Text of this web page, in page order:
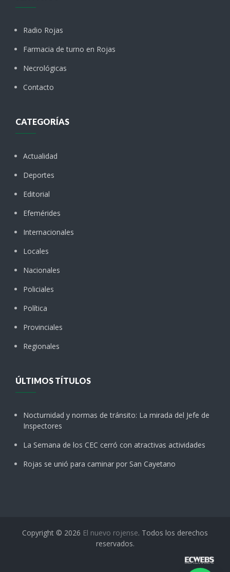
Radio Rojas
Farmacia de turno en Rojas
Necrológicas
Contacto
CATEGORÍAS
Actualidad
Deportes
Editorial
Efemérides
Internacionales
Locales
Nacionales
Policiales
Política
Provinciales
Regionales
ÚLTIMOS TÍTULOS
Nocturnidad y normas de tránsito: La mirada del Jefe de
Inspectores
La Semana de los CEC cerró con atractivas actividades
Rojas se unió para caminar por San Cayetano
Copyright © 2026 El nuevo rojense. Todos los derechos
reservados.